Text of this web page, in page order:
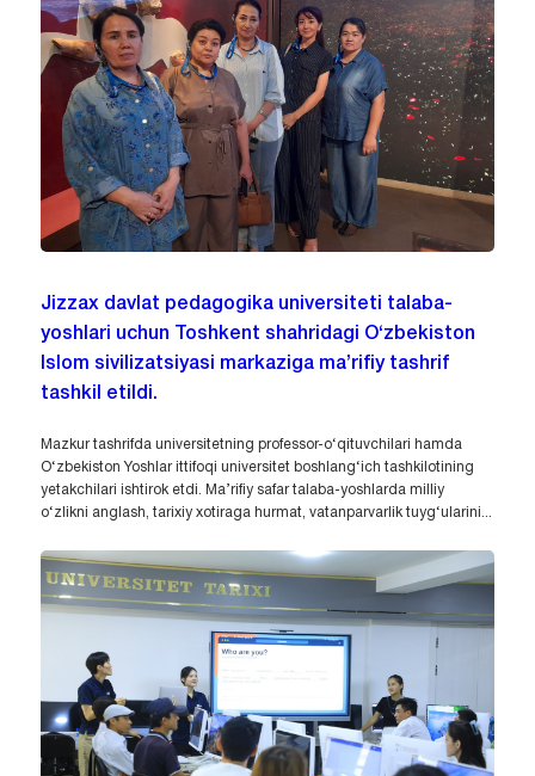
Jizzax davlat pedagogika universiteti talaba-
yoshlari uchun Toshkent shahridagi O‘zbekiston
Islom sivilizatsiyasi markaziga ma’rifiy tashrif
tashkil etildi.
Mazkur tashrifda universitetning professor-o‘qituvchilari hamda
O‘zbekiston Yoshlar ittifoqi universitet boshlang‘ich tashkilotining
yetakchilari ishtirok etdi. Ma’rifiy safar talaba-yoshlarda milliy
o‘zlikni anglash, tarixiy xotiraga hurmat, vatanparvarlik tuyg‘ularini...